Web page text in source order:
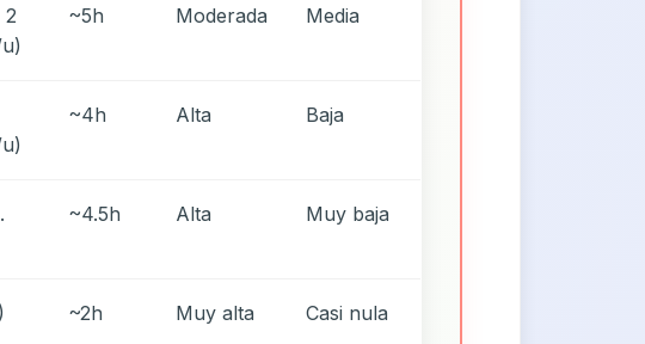
2
~5h Moderada Media
~4h Alta Baja
~4.5h Alta Muy baja
~2h Muy alta Casi nula